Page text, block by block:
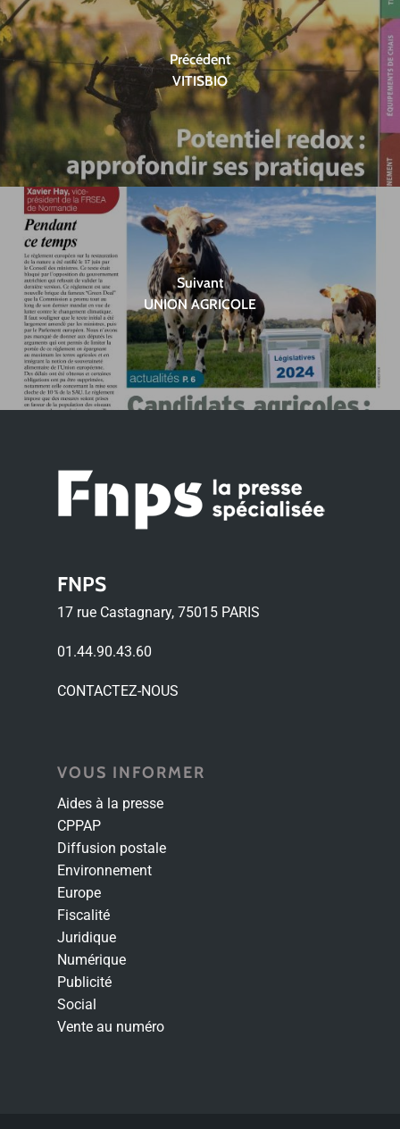
Précédent
VITISBIO
Suivant
UNION AGRICOLE
FNPS
17 rue Castagnary, 75015 PARIS
01.44.90.43.60
CONTACTEZ-NOUS
VOUS INFORMER
Aides à la presse
CPPAP
Diffusion postale
Environnement
Europe
Fiscalité
Juridique
Numérique
Publicité
Social
Vente au numéro